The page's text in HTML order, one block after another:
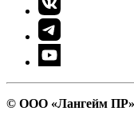
© ООО «Лангейм